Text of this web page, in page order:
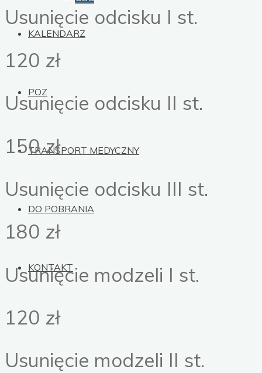
KALENDARZ
POZ
TRANSPORT MEDYCZNY
DO POBRANIA
KONTAKT
Usunięcie odcisku I st.
120 zł
Usunięcie odcisku II st.
150 zł
Usunięcie odcisku III st.
180 zł
Usunięcie modzeli I st.
120 zł
Usunięcie modzeli II st.